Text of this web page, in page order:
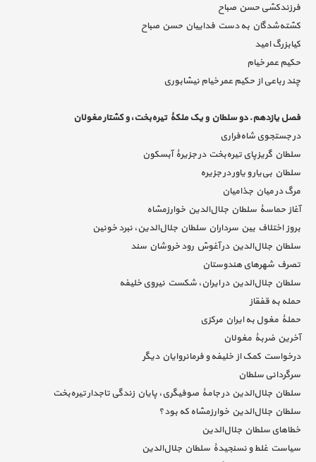
فرزندکشی حسن صباح
کشته‌شدگان به دست فداییان حسن صباح
کیابزرگ امید
حکیم‌ عمر خیام
چند رباعی از حکیم عمر خیام نیشابوری
فصل یازدهم. دو سلطان و یک ملکۀ تیره‌بخت، و کشتار مغولان
در جستجوی شاه‌فراری
سلطان گریزپای تیره‌بخت در جزیرۀ آبسکون
سلطان بی‌یار و یاور در جزیره
مرگ در میان جذامیان
آغاز حماسۀ سلطان جلال‌الدین خوارزمشاه
بروز اختلاف بین سرداران سلطان جلال‌الدین، نبرد خونین
سلطان جلال‌الدین در آغوش رود خروشان سند
تصرف شهرهای هندوستان
سلطان جلال‌الدین در ایران، شکست نیروی خلیفه
حمله به قفقاز
حملۀ مغول به ایران مرکزی
آخرین ضربۀ مغولان
درخواست کمک از خلیفه و فرمانروایان دیگر
سرگردانی سلطان
سلطان جلال‌الدین در جامۀ صوفیگری، پایان زندگی تاجدار تیره‌بخت
سلطان جلال‌الدین خوارزمشاه که بود؟
خطاهای سلطان جلال‌الدین
سیاست غلط و نسنجیدۀ سلطان جلال‌الدین